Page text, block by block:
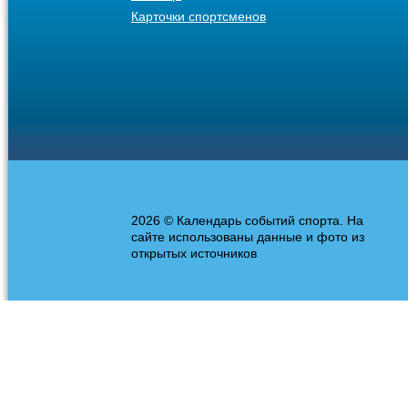
Карточки спортсменов
2026 © Календарь событий спорта. На
сайте использованы данные и фото из
открытых источников